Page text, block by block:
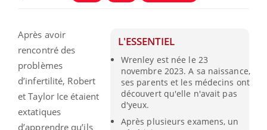
L'ESSENTIEL
Wrenley est née le 23
novembre 2023. A sa naissance,
ses parents et les médecins ont
découvert qu'elle n'avait pas
d'yeux.
Après plusieurs examens, un
Après avoir
rencontré des
problèmes
d’infertilité, Robert
et Taylor Ice étaient
extatiques
d’apprendre qu’ils